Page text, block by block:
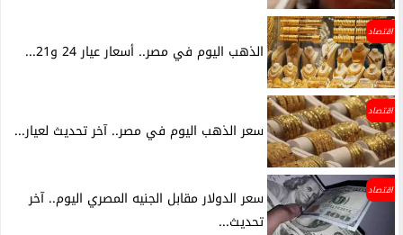
اقتصاد
الذهب اليوم في مصر.. أسعار عيار 24 و21...
اقتصاد
سعر الذهب اليوم في مصر.. آخر تحديث لعيار...
اقتصاد
سعر الدولار مقابل الجنيه المصري اليوم.. آخر
تحديث...